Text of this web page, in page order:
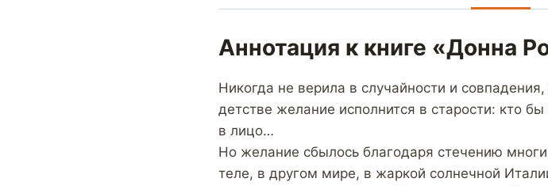
Аннотация к книге «Донна
Никогда не верила в случайности и
детстве желание исполнится в старости: кто
в лицо…
Но желание сбылось благодаря стечению
теле, в другом мире, в жаркой солнечной